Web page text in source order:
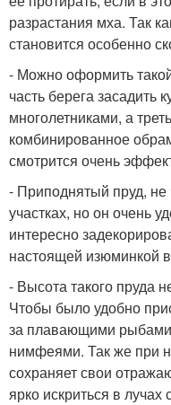
разрастания мха. Так
становится особенно
- Можно оформить
часть берега засадить
многолетниками, а
комбинированное
смотрится очень
- Приподнятый пруд, не
участках, но он очень
интересно
настоящей изюминкой
- Высота такого пруда
Чтобы было удобно
за плавающими
нимфеями. Так же при
сохраняет свои
ярко искриться в лучах